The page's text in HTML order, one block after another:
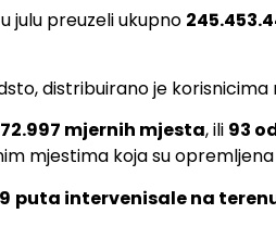
julu preuzeli ukupno
distribuirano je
mjernih mjesta, ili 93
mjestima koja su
puta intervenisale na